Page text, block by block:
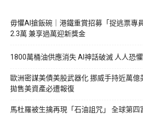
毋懼AI搶飯碗｜港鐵重賞招募「捉逃票專
2.3萬 兼享過萬迎新獎金
1800萬桶油供應消失 AI神話破滅 人人恐
歐洲密謀美債美股武器化 挪威手持近萬億
拋售美資產必遭報復
馬杜羅被生擒再現「石油詛咒」 全球第四